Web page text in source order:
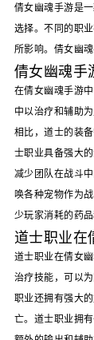
倩女幽魂手游是
选择。不同的职
所影响。倩女幽
倩女幽魂手
在倩女幽魂手游
中以治疗和辅助
相比，道士的装
士职业具备强大
减少团队在战斗
唤各种宠物作为
少玩家消耗的药
道士职业在
道士职业在倩女
治疗技能，可以
职业还拥有强大
亡。道士职业拥